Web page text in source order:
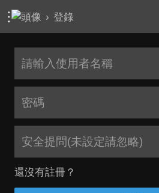
› 登錄
安全提問(未設定請忽略)
還沒有註冊？